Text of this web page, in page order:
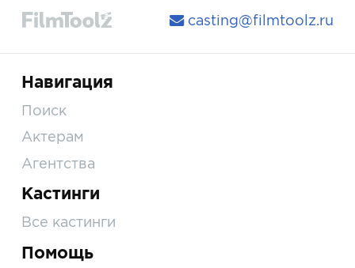
casting@filmtoolz.ru
Навигация
Поиск
Актерам
Агентства
Кастинги
Все кастинги
Помощь